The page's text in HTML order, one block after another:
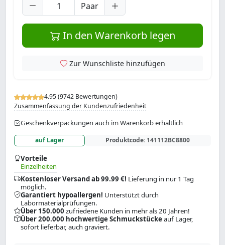
4.95 (9742 Bewertungen)
Zusammenfassung der Kundenzufriedenheit
Geschenkverpackungen auch im Warenkorb erhältlich
auf Lager Produktcode: 141112BC8800
Vorteile
Einzelheiten
Kostenloser Versand ab 99.99 €! Lieferung in nur 1 Tag
möglich.
Garantiert hypoallergen! Unterstützt durch
Labormaterialprüfungen.
Über 150.000 zufriedene Kunden in mehr als 20 Jahren!
Über 200.000 hochwertige Schmuckstückeauf Lager,
sofort lieferbar, auch graviert.
Paar
In den Warenkorb legen
Zur Wunschliste hinzufügen